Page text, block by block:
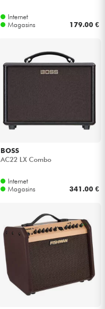
Internet
Magasins
179.00 €
BOSS
AC22 LX Combo
Internet
Magasins
341.00 €